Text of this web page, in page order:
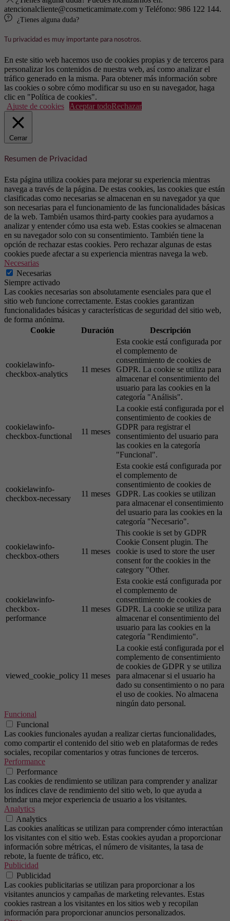
atencionalcliente@cosmeticamimate.com y Teléfono: 986 122 144.
¿Tienes alguna duda?
Tu privacidad es muy importante para nosotros.
En este sitio web hacemos uso de cookies propias y de terceros para
personalizar los contenidos de nuestra web, así como analizar el
tráfico generado en la misma. Para obtener más información sobre
las cookies o sobre cómo modificar su uso en su navegador, haga
clic en "Política de cookies".
Ajuste de cookies
Aceptar todoRechazar
Cerrar
Resumen de Privacidad
Esta página utiliza cookies para mejorar su experiencia mientras
navega a través de la página. De estas cookies, las cookies que están
clasificadas como necesarias se almacenan en su navegador ya que
son necesarias para el funcionamiento de las funcionalidades básicas
de la web. También usamos third-party cookies para ayudarnos a
analizar y entender cómo usa esta web. Estas cookies se almacenan
en su navegador solo con su consentimiento. También tiene la
opción de rechazar estas cookies. Pero rechazar algunas de estas
cookies puede afectar a su experiencia mientras navega la web.
Necesarias
Necesarias
Siempre activado
Las cookies necesarias son absolutamente esenciales para que el
sitio web funcione correctamente. Estas cookies garantizan
funcionalidades básicas y características de seguridad del sitio web,
de forma anónima.
Cookie
Duración Descripción
cookielawinfo-
checkbox-analytics
11 meses
Esta cookie está configurada por
el complemento de
consentimiento de cookies de
GDPR. La cookie se utiliza para
almacenar el consentimiento del
usuario para las cookies en la
categoría "Análisis".
cookielawinfo-
checkbox-functional
11 meses
La cookie está configurada por el
consentimiento de cookies de
GDPR para registrar el
consentimiento del usuario para
las cookies en la categoría
"Funcional".
cookielawinfo-
checkbox-necessary
11 meses
Esta cookie está configurada por
el complemento de
consentimiento de cookies de
GDPR. Las cookies se utilizan
para almacenar el consentimiento
del usuario para las cookies en la
categoría "Necesario".
cookielawinfo-
checkbox-others
11 meses
This cookie is set by GDPR
Cookie Consent plugin. The
cookie is used to store the user
consent for the cookies in the
category "Other.
cookielawinfo-
checkbox-
performance
11 meses
Esta cookie está configurada por
el complemento de
consentimiento de cookies de
GDPR. La cookie se utiliza para
almacenar el consentimiento del
usuario para las cookies en la
categoría "Rendimiento".
viewed_cookie_policy 11 meses
La cookie está configurada por el
complemento de consentimiento
de cookies de GDPR y se utiliza
para almacenar si el usuario ha
dado su consentimiento o no para
el uso de cookies. No almacena
ningún dato personal.
Funcional
Funcional
Las cookies funcionales ayudan a realizar ciertas funcionalidades,
como compartir el contenido del sitio web en plataformas de redes
sociales, recopilar comentarios y otras funciones de terceros.
Performance
Performance
Las cookies de rendimiento se utilizan para comprender y analizar
los índices clave de rendimiento del sitio web, lo que ayuda a
brindar una mejor experiencia de usuario a los visitantes.
Analytics
Analytics
Las cookies analíticas se utilizan para comprender cómo interactúan
los visitantes con el sitio web. Estas cookies ayudan a proporcionar
información sobre métricas, el número de visitantes, la tasa de
rebote, la fuente de tráfico, etc.
Publicidad
Publicidad
Las cookies publicitarias se utilizan para proporcionar a los
visitantes anuncios y campañas de marketing relevantes. Estas
cookies rastrean a los visitantes en los sitios web y recopilan
información para proporcionar anuncios personalizados.